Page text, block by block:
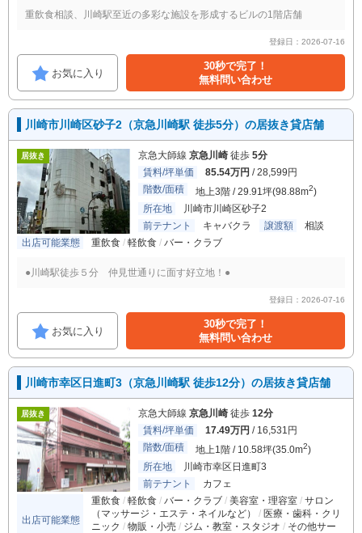
重飲食相談、川崎駅至近の多彩な施設を形成するビルの1階店舗
登録日：2026-07-16
お気に入り
30秒で完了！
無料問い合わせ
川崎市川崎区砂子2（京急川崎駅 徒歩5分）の居抜き貸店舗
居抜き 京急大師線 京急川崎 徒歩 5分
賃料/坪単価
85.54万円 / 28,599円
階数/面積
地上3階 / 29.91坪(98.88m2)
所在地
川崎市川崎区砂子2
前テナント
キャバクラ 譲渡額
相談
出店可能業態
重飲食 軽飲食 バー・クラブ
●川崎駅徒歩５分 仲見世通りに面す好立地！●
登録日：2026-07-16
お気に入り
30秒で完了！
無料問い合わせ
川崎市幸区日進町3（京急川崎駅 徒歩12分）の居抜き貸店舗
居抜き 京急大師線 京急川崎 徒歩 12分
賃料/坪単価
17.49万円 / 16,531円
階数/面積
地上1階 / 10.58坪(35.0m2)
所在地
川崎市幸区日進町3
前テナント
カフェ
出店可能業態
重飲食 軽飲食 バー・クラブ 美容室・理容室
サロン
（マッサージ・エステ・ネイルなど）
医療・歯科・クリ
ニック
物販・小売 ジム・教室・スタジオ
その他サー